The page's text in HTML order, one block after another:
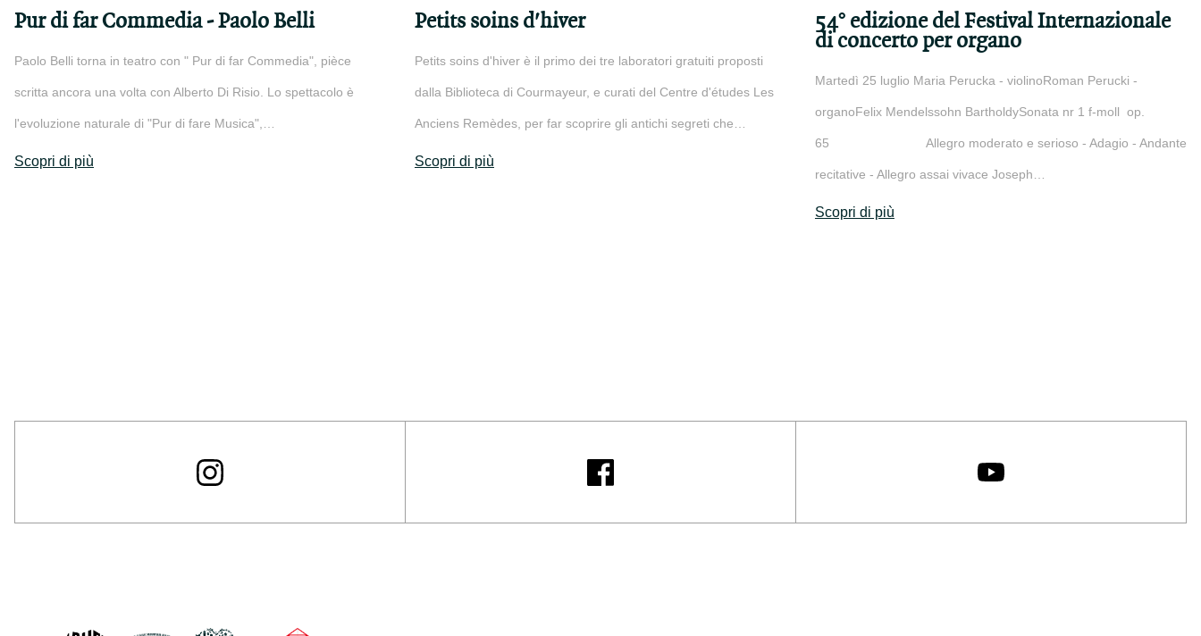
Pur di far Commedia - Paolo Belli
Paolo Belli torna in teatro con " Pur di far Commedia", pièce
scritta ancora una volta con Alberto Di Risio. Lo spettacolo è
l'evoluzione naturale di "Pur di fare Musica",…
Scopri di più
Petits soins d'hiver
Petits soins d'hiver è il primo dei tre laboratori gratuiti proposti
dalla Biblioteca di Courmayeur, e curati del Centre d'études Les
Anciens Remèdes, per far scoprire gli antichi segreti che…
Scopri di più
54° edizione del Festival Internazionale
di concerto per organo
Martedì 25 luglio Maria Perucka - violinoRoman Perucki -
organoFelix Mendelssohn BartholdySonata nr 1 f-moll op.
65 Allegro moderato e serioso - Adagio - Andante
recitative - Allegro assai vivace Joseph…
Scopri di più